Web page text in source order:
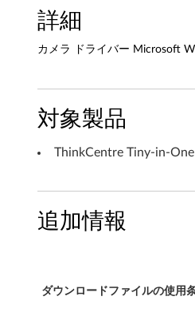
s
f
t
W
i
n
o
詳細
カメラ ドライバー Microsoft
対象製品
ThinkCentre Tiny-in-
追加情報
ダウンロードファイルの使用